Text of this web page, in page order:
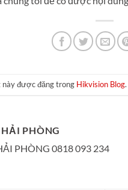
này được đăng trong Hikvision Blog
PHÒNG
PHÒNG 0818 093 234